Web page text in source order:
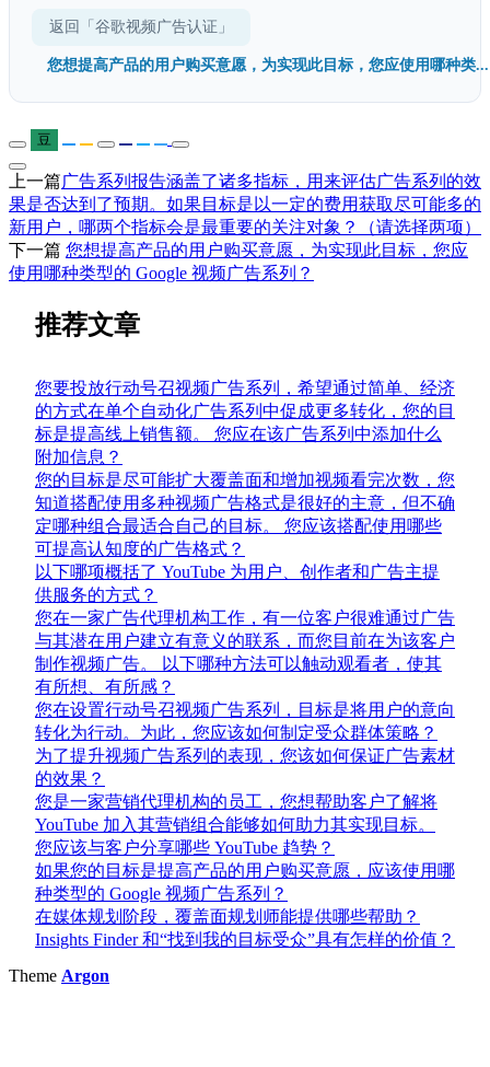
返回「谷歌视频广告认证」
您想提高产品的用户购买意愿，为实现此目标，您应使用哪种类
豆
上一篇广告系列报告涵盖了诸多指标，用来评估广告系列的效
果是否达到了预期。如果目标是以一定的费用获取尽可能多的
新用户，哪两个指标会是最重要的关注对象？（请选择两项）
下一篇 您想提高产品的用户购买意愿，为实现此目标，您应
使用哪种类型的 Google 视频广告系列？
推荐文章
您要投放行动号召视频广告系列，希望通过简单、经济
的方式在单个自动化广告系列中促成更多转化，您的目
标是提高线上销售额。 您应在该广告系列中添加什么
附加信息？
您的目标是尽可能扩大覆盖面和增加视频看完次数，您
知道搭配使用多种视频广告格式是很好的主意，但不确
定哪种组合最适合自己的目标。 您应该搭配使用哪些
可提高认知度的广告格式？
以下哪项概括了 YouTube 为用户、创作者和广告主提
供服务的方式？
您在一家广告代理机构工作，有一位客户很难通过广告
与其潜在用户建立有意义的联系，而您目前在为该客户
制作视频广告。 以下哪种方法可以触动观看者，使其
有所想、有所感？
您在设置行动号召视频广告系列，目标是将用户的意向
转化为行动。为此，您应该如何制定受众群体策略？
为了提升视频广告系列的表现，您该如何保证广告素材
的效果？
您是一家营销代理机构的员工，您想帮助客户了解将
YouTube 加入其营销组合能够如何助力其实现目标。
您应该与客户分享哪些 YouTube 趋势？
如果您的目标是提高产品的用户购买意愿，应该使用哪
种类型的 Google 视频广告系列？
在媒体规划阶段，覆盖面规划师能提供哪些帮助？
Insights Finder 和“找到我的目标受众”具有怎样的价值？
Theme Argon